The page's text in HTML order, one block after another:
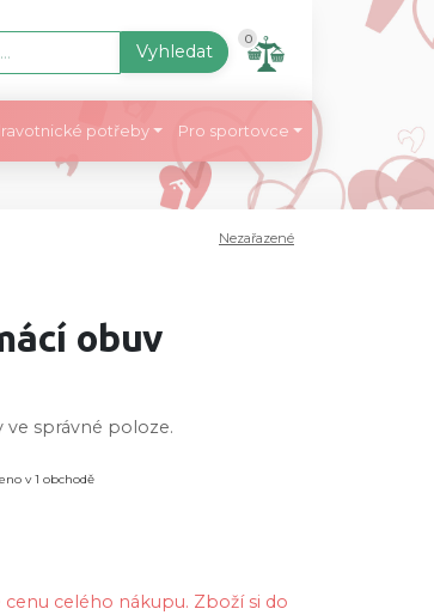
Vyhledat
0
potřeby Pro sportovce
Nezařazené
obuv
správné poloze.
v 1 obchodě
celého nákupu. Zboží si do